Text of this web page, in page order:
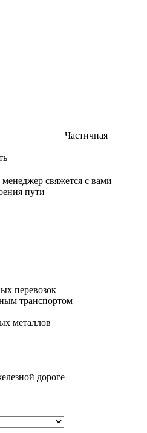
Частичная
свяжется с вами
пути
перевозок
транспортом
металлов
дороге